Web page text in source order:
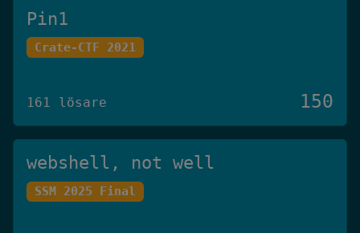
Pin1
Crate-CTF 2021
161 lösare 150
webshell, not well
SSM 2025 Final